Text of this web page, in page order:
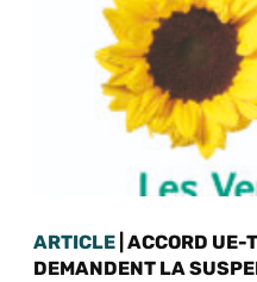
ARTICLE | ACCORD
DEMANDENT LA